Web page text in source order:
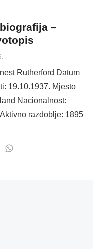
–
Rutherford Datum
19.10.1937. Mjesto
Nacionalnost:
razdoblje: 1895